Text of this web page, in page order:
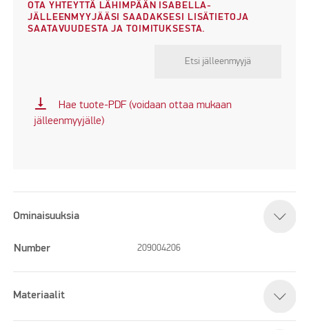
OTA YHTEYTTÄ LÄHIMPÄÄN ISABELLA-
JÄLLEENMYYJÄÄSI SAADAKSESI LISÄTIETOJA
SAATAVUUDESTA JA TOIMITUKSESTA.
Etsi jälleenmyyjä
vertical_align_bottom
Hae tuote-PDF (voidaan ottaa mukaan
jälleenmyyjälle)
Ominaisuuksia
Number 209004206
Materiaalit